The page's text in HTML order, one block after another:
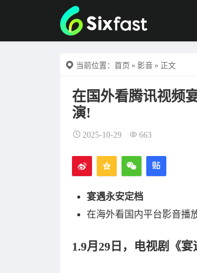
当前位置： 首页 » 影音 » 正文
在国外看腾讯视频
演!
2025-10-29 663
宴遇永安定档
在海外看国内平台影音播
1.9月29日，电视剧《